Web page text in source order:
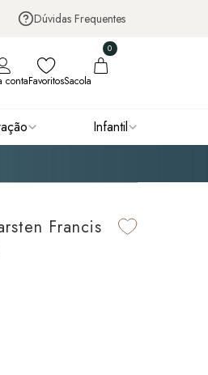
Dúvidas Frequentes
contaFavoritosSacola
0
Infantil
Francis